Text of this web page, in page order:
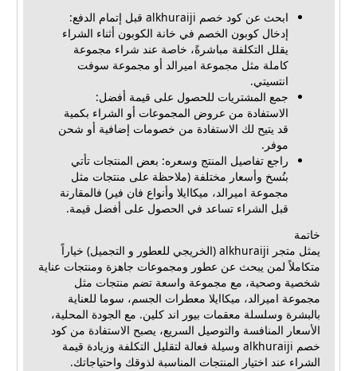
ابحث عن كود خصم alkhuraiji قبل إتمام الدفع:
إدخال كوبون الخصم في خانة الكوبون أثناء الشراء
يقلل التكلفة مباشرةً، خاصة عند شراء مجموعة
كاملة مثل مجموعة اميرالد أو مجموعة سوفت
انتسيتي.
جمع المشتريات للحصول على قيمة أفضل:
الاستفادة من عروض المجموعات أو الشراء بكمية
قد يتيح لك الاستفادة من خصومات إضافية أو شحن
موفر.
راجع تفاصيل المنتج وسعره: بعض المنتجات تأتي
بنُسخ وأسعار مختلفة (ملاحظة على منتجات مثل
مجموعة اميرالد، ميكاايلا وأنواع فان فير) فالمقارنة
قبل الشراء تساعد في الحصول على أفضل قيمة.
خاتمة
يمثل متجر alkhuraiji (الخريجي للعطور و التجميل) خياراً
متكاملاً لمن يبحث عن عطور ومجموعات جاهزة ومنتجات عناية
شخصية وصحية، مع مجموعة واسعة تضم منتجات مثل
مجموعة اميرالد، ميكاايلا معطرات الجسم، سوما للعناية
بالبشرة وسلسلة معقمات بيور اند كلين. مع الجودة المحلية،
الأسعار المنافسة والتوصيل السريع، يصبح الاستفادة من كود
خصم alkhuraiji وسيلة فعالة لتقليل التكلفة وزيادة قيمة
الشراء عند اختيار المنتجات المناسبة لذوقك واحتياجاتك.